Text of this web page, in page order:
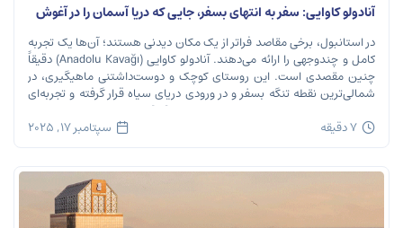
آنادولو کاوایی: سفر به انتهای بسفر، جایی که دریا آسمان را در آغوش
می‌گیرد
در استانبول، برخی مقاصد فراتر از یک مکان دیدنی هستند؛ آن‌ها یک تجربه
کامل و چندوجهی را ارائه می‌دهند. آنادولو کاوایی (Anadolu Kavağı) دقیقاً
چنین مقصدی است. این روستای کوچک و دوست‌داشتنی ماهیگیری، در
شمالی‌ترین نقطه تنگه بسفر و در ورودی دریای سیاه قرار گرفته و تجربه‌ای
بی‌نظیر از تاریخ، طبیعت و طعم‌های اصیل را […]
7 دقیقه سپتامبر 17, 2025